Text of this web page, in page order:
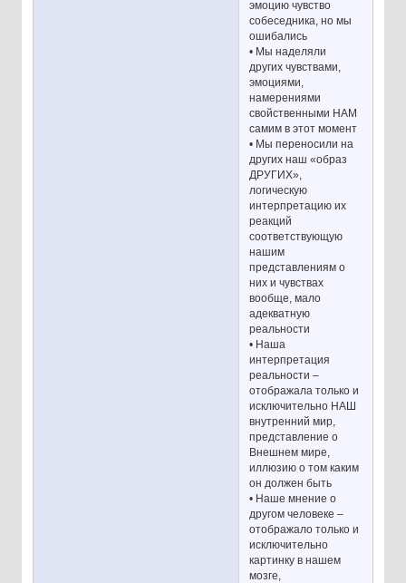
эмоцию чувство
собеседника, но мы
ошибались
• Мы наделяли
других чувствами,
эмоциями,
намерениями
свойственными НАМ
самим в этот момент
• Мы переносили на
других наш «образ
ДРУГИХ»,
логическую
интерпретацию их
реакций
соответствующую
нашим
представлениям о
них и чувствах
вообще, мало
адекватную
реальности
• Наша
интерпретация
реальности –
отображала только и
исключительно НАШ
внутренний мир,
представление о
Внешнем мире,
иллюзию о том каким
он должен быть
• Наше мнение о
другом человеке –
отображало только и
исключительно
картинку в нашем
мозге,